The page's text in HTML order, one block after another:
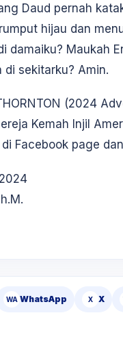
Daud pernah
hijau dan
damaiku? Maukah
sekitarku? Amin.
(2024
Kemah Injil
Facebook page
WA WhatsApp X X